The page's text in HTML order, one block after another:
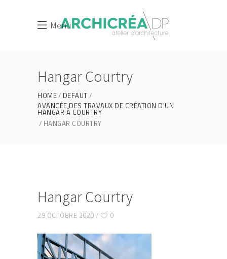
Menu
Hangar Courtry
HOME
DEFAUT
AVANCÉE DES TRAVAUX DE CRÉATION D'UN
HANGAR À COURTRY
HANGAR COURTRY
Hangar Courtry
29 OCTOBRE 2020 0